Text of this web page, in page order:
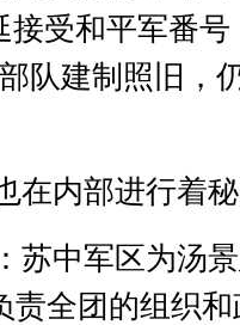
接受和平军番
队建制照旧，
在内部进行着
：苏中军区为汤
责全团的组织